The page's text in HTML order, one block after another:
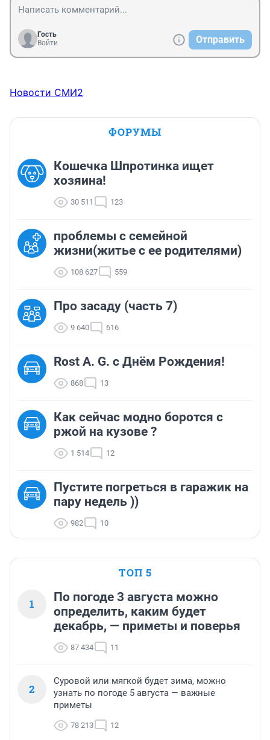
Гость
Войти
Отправить
Новости СМИ2
ФОРУМЫ
Кошечка Шпротинка ищет
хозяина!
30 511 123
проблемы с семейной
жизни(житье с ее родителями)
108 627 559
Про засаду (часть 7)
9 640 616
Rost A. G. с Днём Рождения!
868 13
Как сейчас модно боротся с
ржой на кузове ?
1 514 12
Пустите погреться в гаражик на
пару недель ))
982 10
ТОП 5
1
По погоде 3 августа можно
определить, каким будет
декабрь, — приметы и поверья
87 434 11
2
Суровой или мягкой будет зима, можно
узнать по погоде 5 августа — важные
приметы
78 213 12